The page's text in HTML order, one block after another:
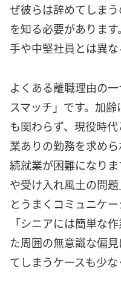
ぜ彼らは辞めてしま
を知る必要がありま
手や中堅社員とは異な
よくある離職理由の
スマッチ」です。加
も関わらず、現役時
業ありの勤務を求め
続就業が困難になり
や受け入れ風土の問
とうまくコミュニケ
「シニアには簡単な
た周囲の無意識な偏
てしまうケースも少な